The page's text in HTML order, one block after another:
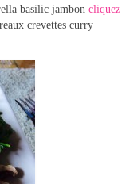
basilic jambon cliquez
crevettes curry